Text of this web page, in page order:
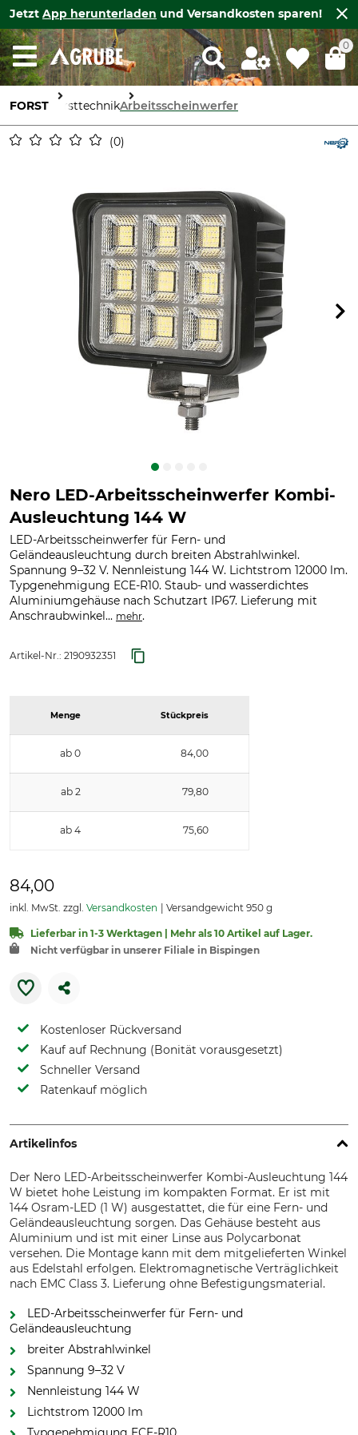
Jetzt App herunterladen und Versandkosten sparen!
0
FORST ForsttechnikArbeitsscheinwerfer
0
Nero LED-Arbeitsscheinwerfer Kombi-
Ausleuchtung 144 W
LED-Arbeitsscheinwerfer für Fern- und
Geländeausleuchtung durch breiten Abstrahlwinkel.
Spannung 9–32 V. Nennleistung 144 W. Lichtstrom 12000 lm.
Typgenehmigung ECE-R10. Staub- und wasserdichtes
Aluminiumgehäuse nach Schutzart IP67. Lieferung mit
Anschraubwinkel... mehr.
Artikel-Nr.: 2190932351
Menge Stückpreis
ab 0 84,00
ab 2 79,80
ab 4 75,60
84,00
inkl. MwSt. zzgl. Versandkosten Versandgewicht 950 g
Lieferbar in 1-3 Werktagen | Mehr als 10 Artikel auf Lager.
Nicht verfügbar in unserer Filiale in Bispingen
Kostenloser Rückversand
Kauf auf Rechnung (Bonität vorausgesetzt)
Schneller Versand
Ratenkauf möglich
Artikelinfos
Der Nero LED-Arbeitsscheinwerfer Kombi-Ausleuchtung 144
W bietet hohe Leistung im kompakten Format. Er ist mit
144 Osram-LED (1 W) ausgestattet, die für eine Fern- und
Geländeausleuchtung sorgen. Das Gehäuse besteht aus
Aluminium und ist mit einer Linse aus Polycarbonat
versehen. Die Montage kann mit dem mitgelieferten Winkel
aus Edelstahl erfolgen. Elektromagnetische Verträglichkeit
nach EMC Class 3. Lieferung ohne Befestigungsmaterial.
LED-Arbeitsscheinwerfer für Fern- und
Geländeausleuchtung
breiter Abstrahlwinkel
Spannung 9–32 V
Nennleistung 144 W
Lichtstrom 12000 lm